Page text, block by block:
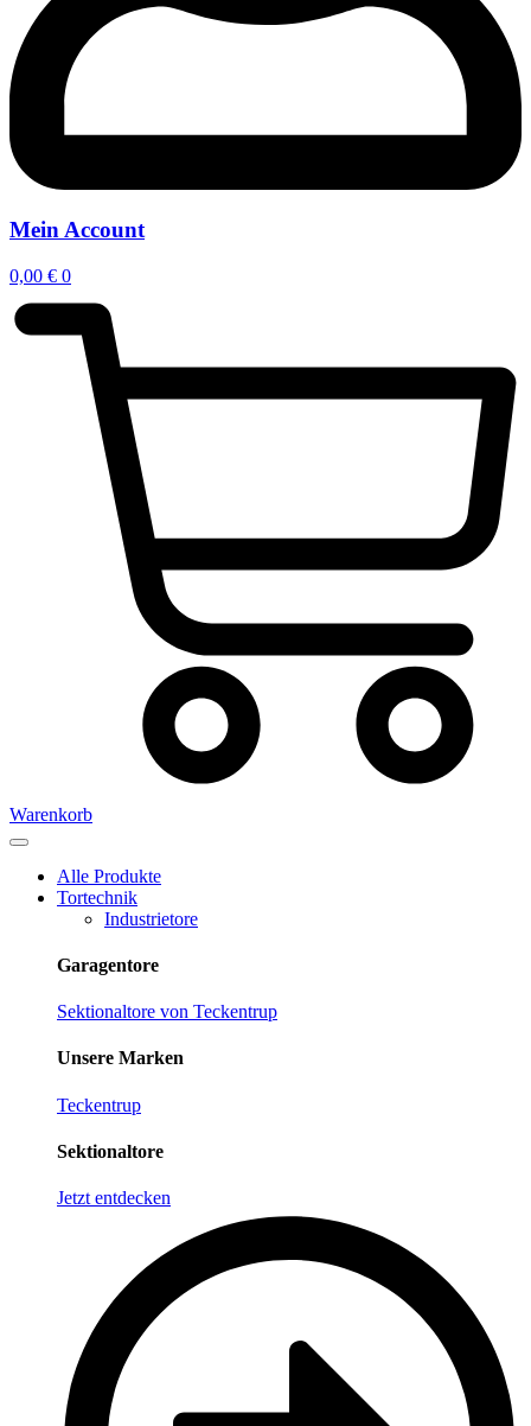
Mein Account
0,00 € 0
Warenkorb
Alle Produkte
Tortechnik
Industrietore
Garagentore
Sektionaltore von Teckentrup
Unsere Marken
Teckentrup
Sektionaltore
Jetzt entdecken